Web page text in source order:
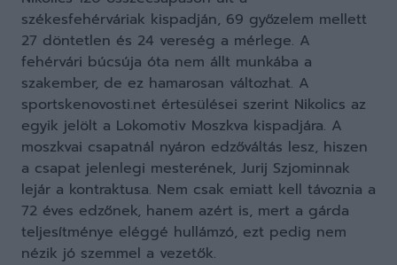
székesfehérváriak kispadján, 69 győzelem mellett
27 döntetlen és 24 vereség a mérlege. A
fehérvári búcsúja óta nem állt munkába a
szakember, de ez hamarosan változhat. A
sportskenovosti.net értesülései szerint Nikolics az
egyik jelölt a Lokomotiv Moszkva kispadjára. A
moszkvai csapatnál nyáron edzőváltás lesz, hiszen
a csapat jelenlegi mesterének, Jurij Szjominnak
lejár a kontraktusa. Nem csak emiatt kell távoznia a
72 éves edzőnek, hanem azért is, mert a gárda
teljesítménye eléggé hullámzó, ezt pedig nem
nézik jó szemmel a vezetők.